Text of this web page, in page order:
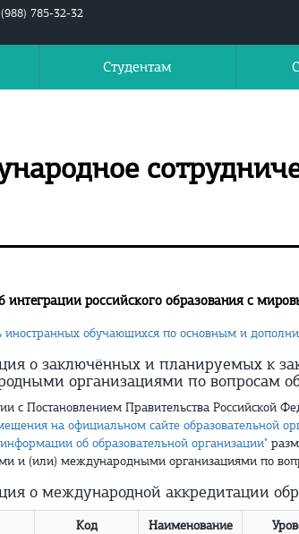
785-32-32
Студентам
интеграции российского образования с
иностранных обучающихся по основным и
о заключённых и планируемых к
организациями по вопросам
с Постановлением Правительства Российской
на официальном сайте образовательной
об образовательной организации"
и (или) международными организациями по
о международной аккредитации
Код
Наименование